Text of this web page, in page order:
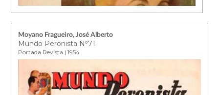
Moyano Fragueiro, José Alberto
Mundo Peronista Nº71
Portada Revista | 1954